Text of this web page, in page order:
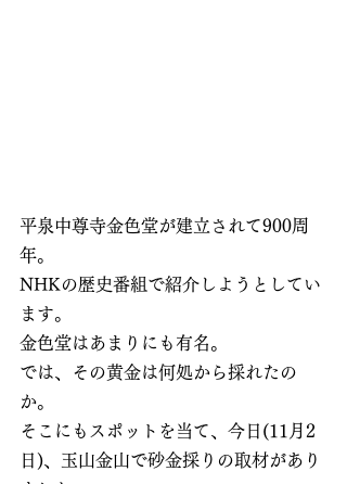
平泉中尊寺金色堂が建立されて900周
年。
NHKの歴史番組で紹介しようとしてい
ます。
金色堂はあまりにも有名。
では、その黄金は何処から採れたの
か。
そこにもスポットを当て、今日(11月2
日)、玉山金山で砂金採りの取材があり